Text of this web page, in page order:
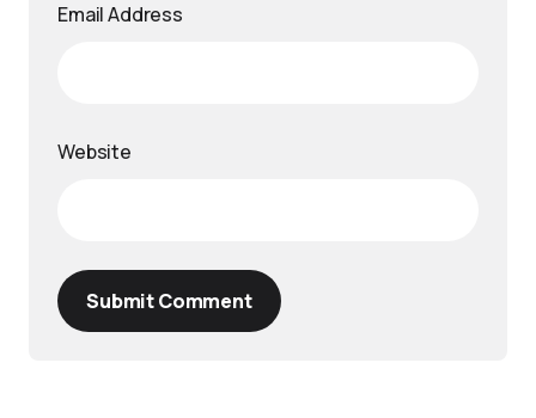
Email Address
Website
Submit Comment